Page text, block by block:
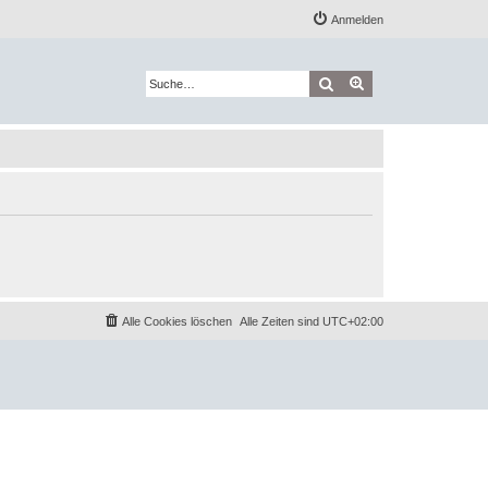
Anmelden
Suche
Alle Zeiten sind UTC+02:00
Alle Cookies löschen